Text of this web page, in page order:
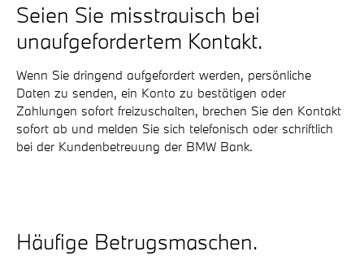
Seien Sie misstrauisch bei
unaufgefordertem Kontakt.
Wenn Sie dringend aufgefordert werden, persönliche
Daten zu senden, ein Konto zu bestätigen oder
Zahlungen sofort freizuschalten, brechen Sie den Kontakt
sofort ab und melden Sie sich telefonisch oder schriftlich
bei der Kundenbetreuung der BMW Bank.
Häufige Betrugsmaschen.